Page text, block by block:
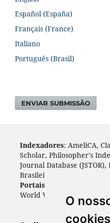
O
cookies
Español (España)
Français (France)
Italiano
Português (Brasil)
ENVIAR SUBMISSÃO
Indexadores: AmeliCA,
Scholar, Philosopher's
Journal Database
Brasileiro, DOAJ, Journal 4
Portais
World Wide Science.